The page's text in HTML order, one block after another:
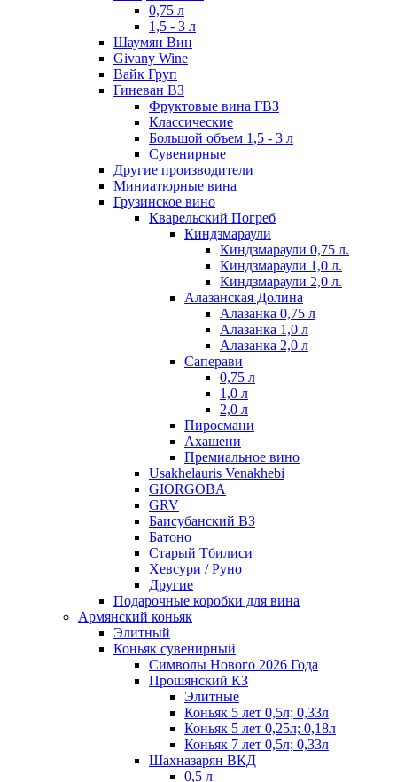
0,75 л
1,5 - 3 л
Шаумян Вин
Givany Wine
Вайк Груп
Гиневан ВЗ
Фруктовые вина ГВЗ
Классические
Большой объем 1,5 - 3 л
Сувенирные
Другие производители
Миниатюрные вина
Грузинское вино
Кварельский Погреб
Киндзмараули
Киндзмараули 0,75 л.
Киндзмараули 1,0 л.
Киндзмараули 2,0 л.
Алазанская Долина
Алазанка 0,75 л
Алазанка 1,0 л
Алазанка 2,0 л
Саперави
0,75 л
1,0 л
2,0 л
Пиросмани
Ахашени
Премиальное вино
Usakhelauris Venakhebi
GIORGOBA
GRV
Баисубанский ВЗ
Батоно
Старый Тбилиси
Хевсури / Руно
Другие
Подарочные коробки для вина
Армянский коньяк
Элитный
Коньяк сувенирный
Символы Нового 2026 Года
Прошянский КЗ
Элитные
Коньяк 5 лет 0,5л; 0,33л
Коньяк 5 лет 0,25л; 0,18л
Коньяк 7 лет 0,5л; 0,33л
Шахназарян ВКД
0,5 л